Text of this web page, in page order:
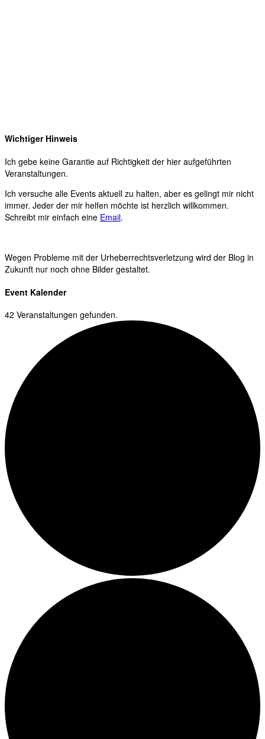
Wichtiger Hinweis
Ich gebe keine Garantie auf Richtigkeit der hier aufgeführten
Veranstaltungen.
Ich versuche alle Events aktuell zu halten, aber es gelingt mir nicht
immer. Jeder der mir helfen möchte ist herzlich willkommen.
Schreibt mir einfach eine Email.
Wegen Probleme mit der Urheberrechtsverletzung wird der Blog in
Zukunft nur noch ohne Bilder gestaltet.
Event Kalender
42 Veranstaltungen gefunden.